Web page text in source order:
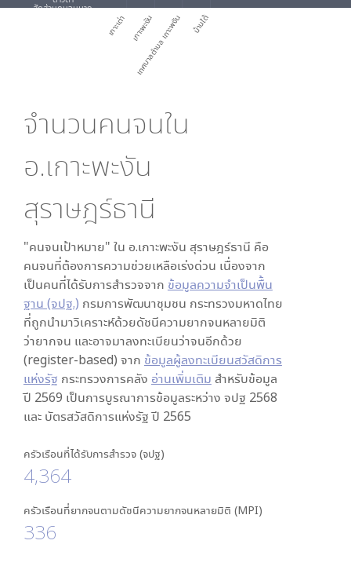
เกาะเต่า เกาะพะงัน
เทศบาลตำบล เกาะพงัน บ้านใต้
สัดส่วนคนจนมาก
จำนวนคนจนใน
อ.เกาะพะงัน
สุราษฎร์ธานี
"คนจนเป้าหมาย" ใน อ.เกาะพะงัน สุราษฎร์ธานี คือ
คนจนที่ต้องการความช่วยเหลือเร่งด่วน เนื่องจาก
เป็นคนที่ได้รับการสำรวจจาก ข้อมูลความจำเป็นพื้น
ฐาน (จปฐ.) กรมการพัฒนาชุมชน กระทรวงมหาดไทย
ที่ถูกนำมาวิเคราะห์ด้วยดัชนีความยากจนหลายมิติ
ว่ายากจน และอาจมาลงทะเบียนว่าจนอีกด้วย
(register-based) จาก ข้อมูลผู้ลงทะเบียนสวัสดิการ
แห่งรัฐ กระทรวงการคลัง อ่านเพิ่มเติม สำหรับข้อมูล
ปี 2569 เป็นการบูรณาการข้อมูลระหว่าง จปฐ 2568
และ บัตรสวัสดิการแห่งรัฐ ปี 2565
ครัวเรือนที่ได้รับการสำรวจ (จปฐ)
4,364
ครัวเรือนที่ยากจนตามดัชนีความยากจนหลายมิติ (MPI)
336